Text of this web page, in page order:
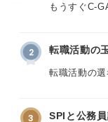
もうすぐC-
募集要項に
2 転職活動の
転職活動の
3 SPIと公務